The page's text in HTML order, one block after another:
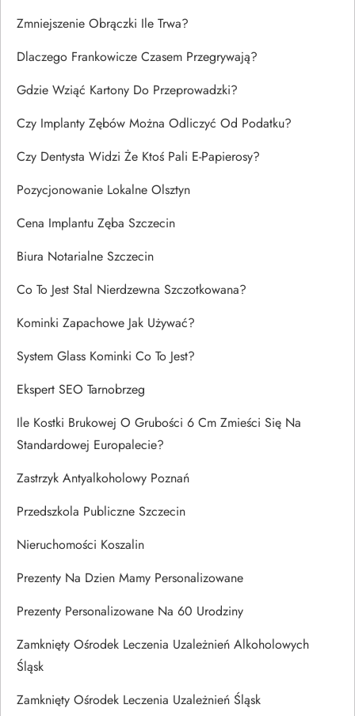
Zmniejszenie Obrączki Ile Trwa?
Dlaczego Frankowicze Czasem Przegrywają?
Gdzie Wziąć Kartony Do Przeprowadzki?
Czy Implanty Zębów Można Odliczyć Od Podatku?
Czy Dentysta Widzi Że Ktoś Pali E-Papierosy?
Pozycjonowanie Lokalne Olsztyn
Cena Implantu Zęba Szczecin
Biura Notarialne Szczecin
Co To Jest Stal Nierdzewna Szczotkowana?
Kominki Zapachowe Jak Używać?
System Glass Kominki Co To Jest?
Ekspert SEO Tarnobrzeg
Ile Kostki Brukowej O Grubości 6 Cm Zmieści Się Na
Standardowej Europalecie?
Zastrzyk Antyalkoholowy Poznań
Przedszkola Publiczne Szczecin
Nieruchomości Koszalin
Prezenty Na Dzien Mamy Personalizowane
Prezenty Personalizowane Na 60 Urodziny
Zamknięty Ośrodek Leczenia Uzależnień Alkoholowych
Śląsk
Zamknięty Ośrodek Leczenia Uzależnień Śląsk